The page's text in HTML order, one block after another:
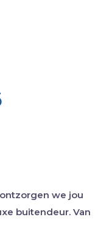
we jou
buitendeur. Van